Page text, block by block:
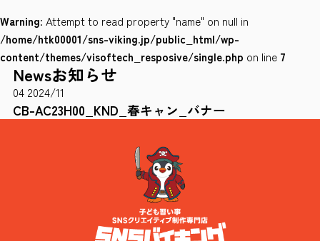
0120-78-8169
［受付時間］ 9：00～18：00 ※土・日・祝祭日・年末年始は除く
お問い合わせはこちら
Warning: Attempt to read property "name" on null in
/home/htk00001/sns-viking.jp/public_html/wp-
content/themes/visoftech_resposive/single.php on line 7
Newsお知らせ
04 2024/11
CB-AC23H00_KND_春キャン_バナー